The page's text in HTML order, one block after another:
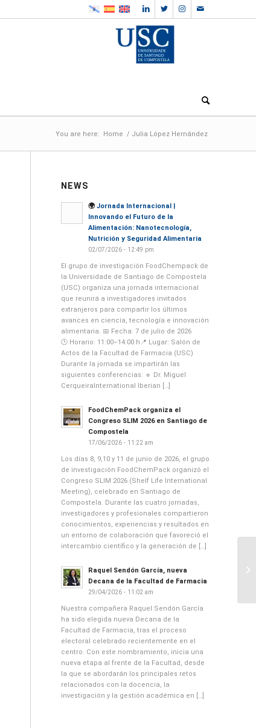
You are here: Home / Julia López Hernández
NEWS
🌍 Jornada Internacional |
Innovando el Futuro de la
Alimentación: Nanotecnología,
Nutrición y Seguridad Alimentaria
02/07/2026 - 12:49 pm
El grupo de investigación FoodChempack de
la Universidade de Santiago de Compostela
(USC) organiza una jornada internacional
que reunirá a investigadores invitados
extranjeros para compartir los últimos
avances en ciencia, tecnología e innovación
alimentaria. 📅 Fecha: 7 de julio de 2026
🕒 Horario: 11:00–14:00 h📍 Lugar: Salón de
Actos de la Facultad de Farmacia (USC)
Durante la jornada se impartirán las
siguientes conferencias: 🔹 Dr. Miguel
CerqueiraInternational Iberian […]
FoodChemPack organiza el
Congreso SLIM 2026 en Santiago de
Compostela
17/06/2026 - 11:22 am
Los días 8, 9,10 y 11 de junio de 2026, el grupo
de investigación FoodChemPack organizó el
Congreso SLIM 2026 (Shelf Life International
Meeting), celebrado en Santiago de
Compostela. Durante las cuatro jornadas,
investigadores y profesionales compartieron
conocimientos, experiencias y resultados en
un entorno de colaboración que favoreció el
intercambio científico y la generación de […]
Raquel Sendón García, nueva
Decana de la Facultad de Farmacia
29/04/2026 - 11:02 am
Nuestra compañera Raquel Sendón García
ha sido elegida nueva Decana de la
Facultad de Farmacia, tras el proceso
electoral celebrado recientemente en el
centro. Con este nombramiento, inicia una
nueva etapa al frente de la Facultad, desde
la que se abordarán los principales retos
relacionados con la docencia, la
investigación y la gestión académica en […]